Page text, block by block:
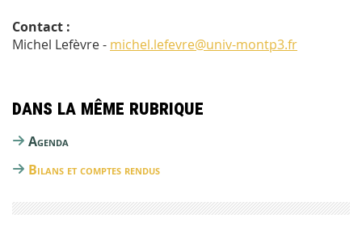
Contact :
Michel Lefèvre - michel.lefevre@univ-montp3.fr
Dans la même rubrique
Agenda
Bilans et comptes rendus